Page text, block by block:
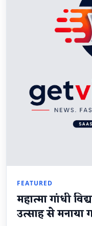
FEATURED
महात्मा गांधी
उत्साह से मनाया